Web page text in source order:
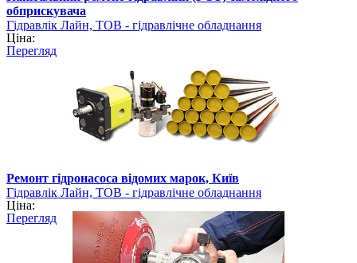
обприскувача
Гідравлік Лайн, ТОВ - гідравлічне обладнання
Ціна:
Перегляд
Ремонт гідронасоса відомих марок, Київ
Гідравлік Лайн, ТОВ - гідравлічне обладнання
Ціна:
Перегляд